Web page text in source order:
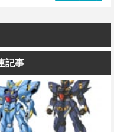
ケール 色分け
価格：¥13,680
記事